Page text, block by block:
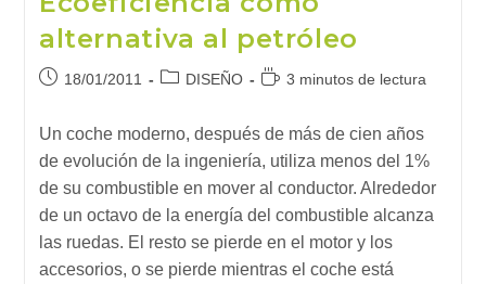
alternativa al petróleo
Publicación
entrada:
18/01/2011
Categoría
entrada:
DISEÑO
Tiempo
lectura:
3 minutos de lectura
Un coche moderno, después de más de cien años
de evolución de la ingeniería, utiliza menos del 1%
de su combustible en mover al conductor. Alrededor
de un octavo de la energía del combustible alcanza
las ruedas. El resto se pierde en el motor y los
accesorios, o se pierde mientras el coche está